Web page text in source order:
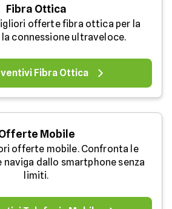
Fibra Ottica
offerte fibra ottica per la
la connessione ultraveloce.
Fibra Ottica
Mobile
offerte mobile. Confronta le
dallo smartphone senza
limiti.